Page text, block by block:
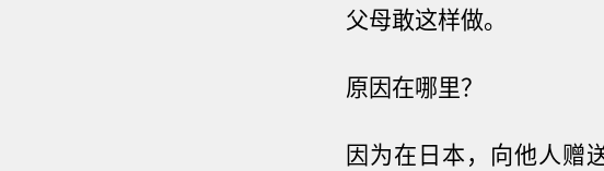
父母敢这样做。
原因在哪里？
因为在日本，向他人赠